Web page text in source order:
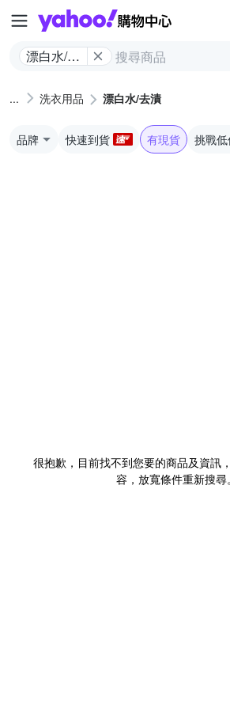
Yahoo購
漂白水/去
洗衣用品 漂白水/去漬
品牌 快速到貨 有現貨 挑戰
很抱歉，目前找不到您要的商品及資訊
容，放寬條件重新搜尋。